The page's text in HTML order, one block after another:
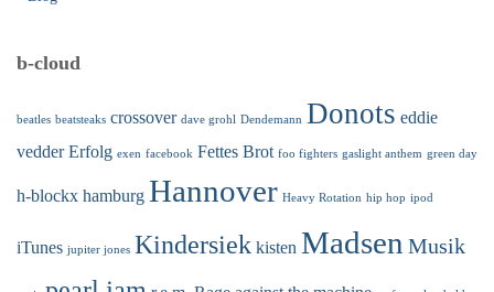
b-cloud
beatles beatsteaks crossover dave grohl Dendemann Donots eddie
vedder Erfolg exen facebook Fettes Brot foo fighters gaslight anthem green day
h-blockx hamburg Hannover Heavy Rotation hip hop ipod
iTunes jupiter jones Kindersiek kisten Madsen Musik